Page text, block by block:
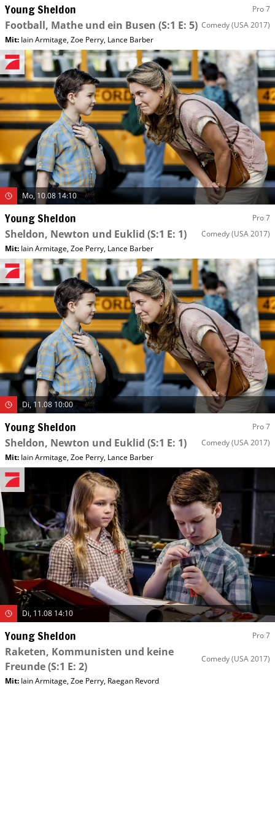
Young Sheldon Pro 7
Football, Mathe und ein Busen (S:1 E: 5) Comedy(USA 2017)
Mit: Iain Armitage,Zoe Perry, Lance Barber
Mo, 10.08 14:10
Young Sheldon Pro 7
Sheldon, Newton und Euklid (S:1 E: 1) Comedy(USA 2017)
Mit: Iain Armitage,Zoe Perry, Lance Barber
Di, 11.08 10:00
Young Sheldon Pro 7
Sheldon, Newton und Euklid (S:1 E: 1) Comedy(USA 2017)
Mit: Iain Armitage,Zoe Perry, Lance Barber
Di, 11.08 14:10
Young Sheldon Pro 7
Raketen, Kommunisten und keine
Freunde(S:1 E: 2)
Comedy(USA 2017)
Mit: Iain Armitage,Zoe Perry, Raegan Revord